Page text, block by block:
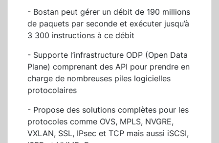
- Bostan peut gérer un débit de 190 millions
de paquets par seconde et exécuter jusqu’à
3 300 instructions à ce débit
- Supporte l’infrastructure ODP (Open Data
Plane) comprenant des API pour prendre en
charge de nombreuses piles logicielles
protocolaires
- Propose des solutions complètes pour les
protocoles comme OVS, MPLS, NVGRE,
VXLAN, SSL, IPsec et TCP mais aussi iSCSI,